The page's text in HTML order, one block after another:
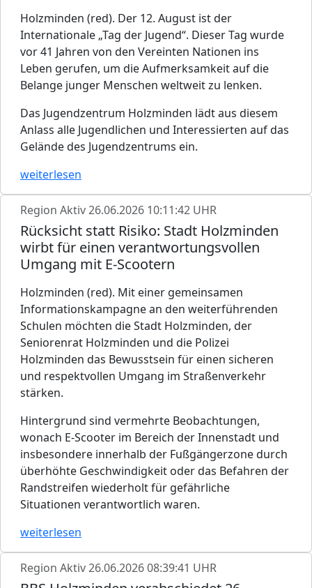
Holzminden (red). Der 12. August ist der
Internationale „Tag der Jugend“. Dieser Tag wurde
vor 41 Jahren von den Vereinten Nationen ins
Leben gerufen, um die Aufmerksamkeit auf die
Belange junger Menschen weltweit zu lenken.
Das Jugendzentrum Holzminden lädt aus diesem
Anlass alle Jugendlichen und Interessierten auf das
Gelände des Jugendzentrums ein.
weiterlesen
Region Aktiv26.06.2026 10:11:42 UHR
Rücksicht statt Risiko: Stadt Holzminden
wirbt für einen verantwortungsvollen
Umgang mit E-Scootern
Holzminden (red). Mit einer gemeinsamen
Informationskampagne an den weiterführenden
Schulen möchten die Stadt Holzminden, der
Seniorenrat Holzminden und die Polizei
Holzminden das Bewusstsein für einen sicheren
und respektvollen Umgang im Straßenverkehr
stärken.
Hintergrund sind vermehrte Beobachtungen,
wonach E-Scooter im Bereich der Innenstadt und
insbesondere innerhalb der Fußgängerzone durch
überhöhte Geschwindigkeit oder das Befahren der
Randstreifen wiederholt für gefährliche
Situationen verantwortlich waren.
weiterlesen
Region Aktiv26.06.2026 08:39:41 UHR